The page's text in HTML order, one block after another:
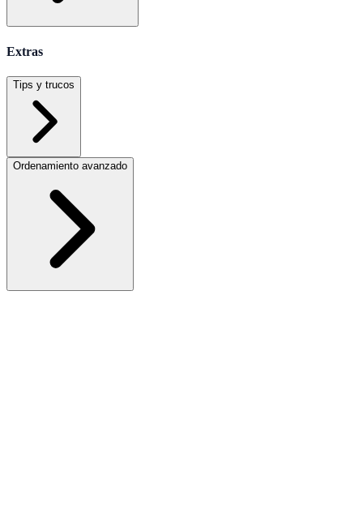
Extras
Tips y trucos
Ordenamiento avanzado